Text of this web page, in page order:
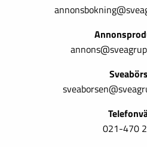
021-470